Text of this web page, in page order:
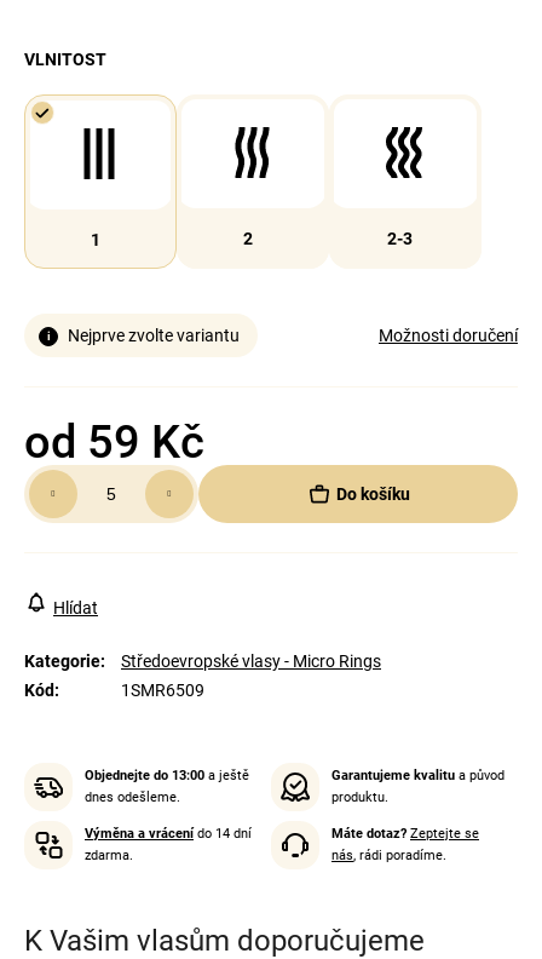
VLNITOST
1 2 2-3
Nejprve zvolte variantu Možnosti doručení
od 59 Kč
Měrná
cena:
Do košíku
Kategorie:
Středoevropské vlasy - Micro Rings
Kód: 1SMR6509
Hlídat
Objednejte do 13:00 a ještě
dnes odešleme.
Garantujeme kvalitu a původ
produktu.
Výměna a vrácenído 14 dní
zdarma.
Máte dotaz? Zeptejte se
nás, rádi poradíme.
K Vašim vlasům doporučujeme